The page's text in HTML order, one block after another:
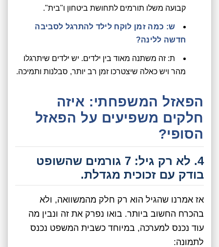
קבועה משלו תורמים לתחושת ביטחון ו"בית".
ש: כמה זמן לוקח לילד להתרגל לסביבה
חדשה ללינה?
ת: זה משתנה מאוד בין ילדים. יש ילדים שיתרגלו
מהר ויש כאלה שיצטרכו זמן רב יותר, סבלנות ותמיכה.
הפאזל המשפחתי: איזה
חלקים משפיעים על הפאזל
הסופי?
4. לא רק גיל: 7 גורמים שהשופט
בודק עם זכוכית מגדלת.
אז אמרנו שהגיל הוא רק חלק מהמשוואה, ולא
בהכרח החשוב ביותר. בואו נפרק את זה ונבין מה
עוד נכנס למערכה, במיוחד כשבית המשפט נכנס
לתמונה: